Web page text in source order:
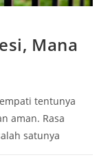
Mana
tentunya
aman. Rasa
satunya